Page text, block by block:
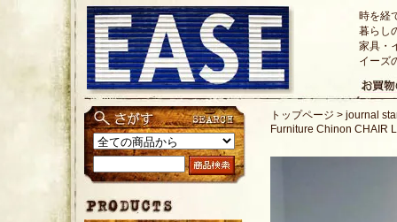
時を経
暮らし
家具・
イーズ
トップページ > journal
Furniture Chinon CHAIR